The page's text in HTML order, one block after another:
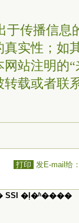
于传播信息
实性；如
站注明的
载或者联
打印 发E-mail给
�ļ�ʱ����